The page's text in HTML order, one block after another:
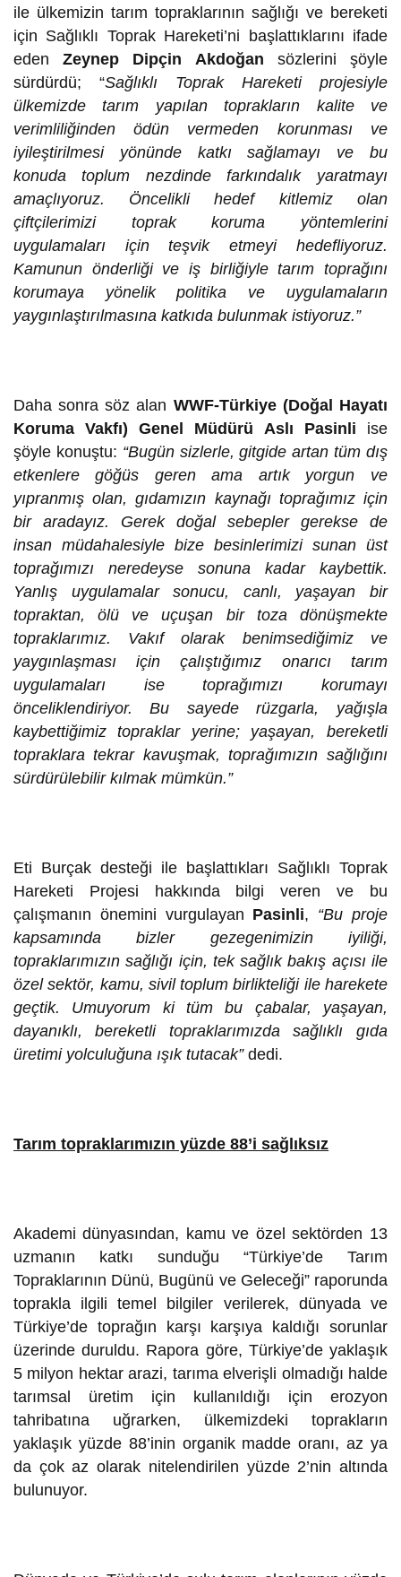
ile ülkemizin tarım topraklarının sağlığı ve bereketi
için Sağlıklı Toprak Hareketi’ni başlattıklarını ifade
edenZeynep Dipçin Akdoğan sözlerini şöyle
sürdürdü; “Sağlıklı Toprak Hareketi projesiyle
ülkemizde tarım yapılan toprakların kalite ve
verimliliğinden ödün vermeden korunması ve
iyileştirilmesi yönünde katkı sağlamayı ve bu
konuda toplum nezdinde farkındalık yaratmayı
amaçlıyoruz. Öncelikli hedef kitlemiz olan
çiftçilerimizi toprak koruma yöntemlerini
uygulamaları için teşvik etmeyi hedefliyoruz.
Kamunun önderliği ve iş birliğiyle tarım toprağını
korumaya yönelik politika ve uygulamaların
yaygınlaştırılmasına katkıda bulunmak istiyoruz.”
Daha sonra söz alan WWF-Türkiye (Doğal Hayatı
Koruma Vakfı) Genel Müdürü Aslı Pasinli ise
şöyle konuştu: “Bugün sizlerle, gitgide artan tüm dış
etkenlere göğüs geren ama artık yorgun ve
yıpranmış olan, gıdamızın kaynağı toprağımız için
bir aradayız. Gerek doğal sebepler gerekse de
insan müdahalesiyle bize besinlerimizi sunan üst
toprağımızı neredeyse sonuna kadar kaybettik.
Yanlış uygulamalar sonucu, canlı, yaşayan bir
topraktan, ölü ve uçuşan bir toza dönüşmekte
topraklarımız. Vakıf olarak benimsediğimiz ve
yaygınlaşması için çalıştığımız onarıcı tarım
uygulamaları ise toprağımızı korumayı
önceliklendiriyor. Bu sayede rüzgarla, yağışla
kaybettiğimiz topraklar yerine; yaşayan, bereketli
topraklara tekrar kavuşmak, toprağımızın sağlığını
sürdürülebilir kılmak mümkün.”
Eti Burçak desteği ile başlattıkları Sağlıklı Toprak
Hareketi Projesi hakkında bilgi veren ve bu
çalışmanın önemini vurgulayan Pasinli, “Bu proje
kapsamında bizler gezegenimizin iyiliği,
topraklarımızın sağlığı için, tek sağlık bakış açısı ile
özel sektör, kamu, sivil toplum birlikteliği ile harekete
geçtik. Umuyorum ki tüm bu çabalar, yaşayan,
dayanıklı, bereketli topraklarımızda sağlıklı gıda
üretimi yolculuğuna ışık tutacak”dedi.
Tarım topraklarımızın yüzde 88’i sağlıksız
Akademi dünyasından, kamu ve özel sektörden 13
uzmanın katkı sunduğu “Türkiye’de Tarım
Topraklarının Dünü, Bugünü ve Geleceği” raporunda
toprakla ilgili temel bilgiler verilerek, dünyada ve
Türkiye’de toprağın karşı karşıya kaldığı sorunlar
üzerinde duruldu. Rapora göre, Türkiye’de yaklaşık
5 milyon hektar arazi, tarıma elverişli olmadığı halde
tarımsal üretim için kullanıldığı için erozyon
tahribatına uğrarken, ülkemizdeki toprakların
yaklaşık yüzde 88’inin organik madde oranı, az ya
da çok az olarak nitelendirilen yüzde 2’nin altında
bulunuyor.